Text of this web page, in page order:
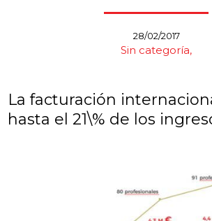
28/02/2017
Sin categoría
La facturación
hasta el 21\% de los